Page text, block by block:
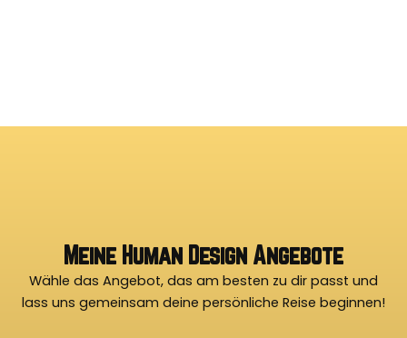
Meine Human Design Angebote
Wähle das Angebot, das am besten zu dir passt und
lass uns gemeinsam deine persönliche Reise beginnen!